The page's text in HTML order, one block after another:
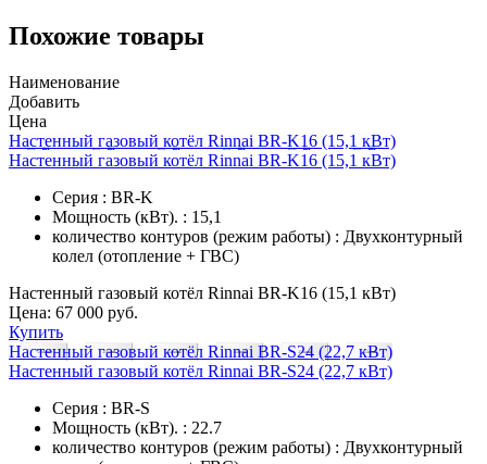
Похожие товары
Наименование
Добавить
Цена
Настенный газовый котёл Rinnai BR-K16 (15,1 кВт)
Настенный газовый котёл Rinnai BR-K16 (15,1 кВт)
Серия : BR-K
Мощность (кВт). : 15,1
количество контуров (режим работы) : Двухконтурный
колел (отопление + ГВС)
Настенный газовый котёл Rinnai BR-K16 (15,1 кВт)
Цена: 67 000 руб.
Купить
Настенный газовый котёл Rinnai BR-S24 (22,7 кВт)
Настенный газовый котёл Rinnai BR-S24 (22,7 кВт)
Серия : BR-S
Мощность (кВт). : 22.7
количество контуров (режим работы) : Двухконтурный